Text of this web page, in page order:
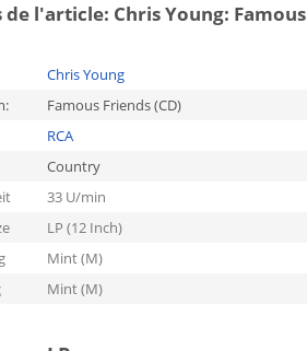
de l'article: Chris Young:
Chris Young
Famous Friends (CD)
RCA
Country
33 U/min
LP (12 Inch)
Mint (M)
Mint (M)